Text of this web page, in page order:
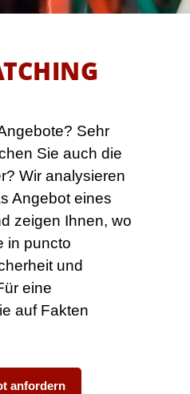
Sehr
Sie auch die
Wir analysieren
Angebot eines
zeigen Ihnen, wo
in puncto
und
eine
auf Fakten
anfordern